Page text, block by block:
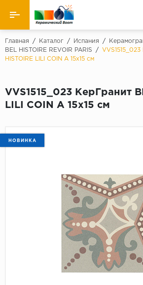
Назад
Производители
Керамогранит
Главная / Каталог / Испания /
BEL HISTOIRE REVOIR PARIS
/
HISTOIRE LILI COIN A 15x15 см
VVS1515_023 КерГранит
LILI COIN A 15x15 см
НОВИНКА